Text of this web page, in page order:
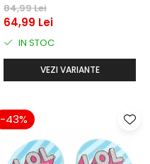
84,99 Lei
64,99 Lei
IN STOC
VEZI VARIANTE
-43%